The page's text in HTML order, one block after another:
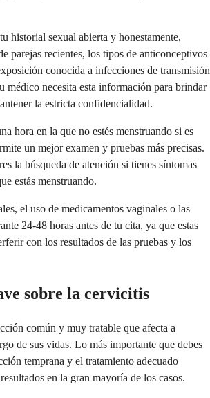
historial sexual abierta y honestamente,
parejas recientes, los tipos de anticonceptivos
conocida a infecciones de transmisión
médico necesita esta información para brindar
la estricta confidencialidad.
hora en la que no estés menstruando si es
un mejor examen y pruebas más precisas.
la búsqueda de atención si tienes síntomas
estás menstruando.
el uso de medicamentos vaginales o las
24-48 horas antes de tu cita, ya que estas
con los resultados de las pruebas y los
sobre la cervicitis
común y muy tratable que afecta a
de sus vidas. Lo más importante que debes
temprana y el tratamiento adecuado
en la gran mayoría de los casos.